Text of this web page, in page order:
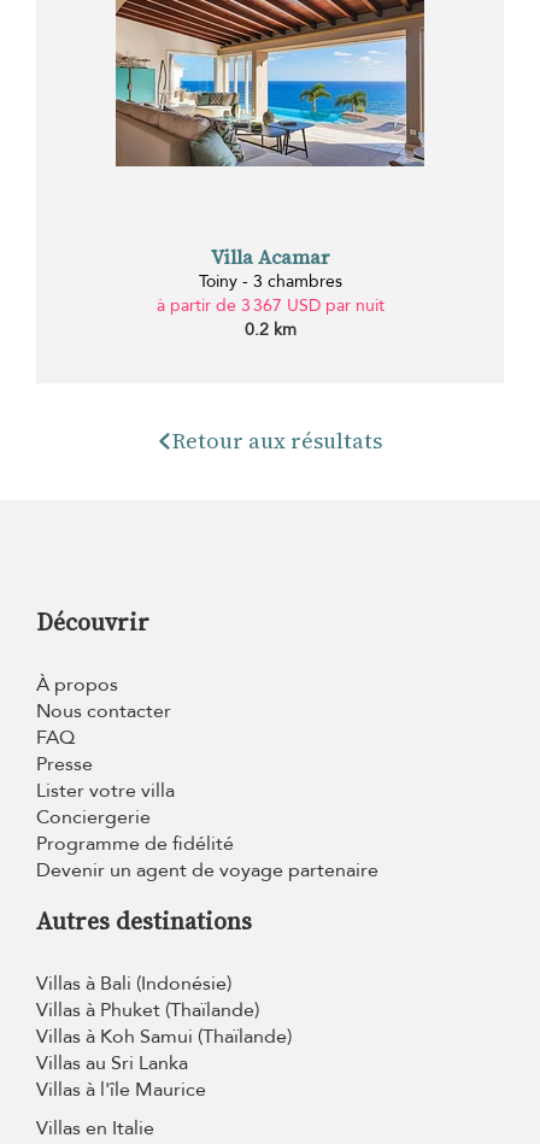
Villa Acamar
Toiny - 3 chambres
à partir de 3 367 USD par nuit
0.2 km
Retour aux résultats
Découvrir
À propos
Nous contacter
FAQ
Presse
Lister votre villa
Conciergerie
Programme de fidélité
Devenir un agent de voyage partenaire
Autres destinations
Villas à Bali (Indonésie)
Villas à Phuket (Thaïlande)
Villas à Koh Samui (Thaïlande)
Villas au Sri Lanka
Villas à l'île Maurice
Villas en Italie